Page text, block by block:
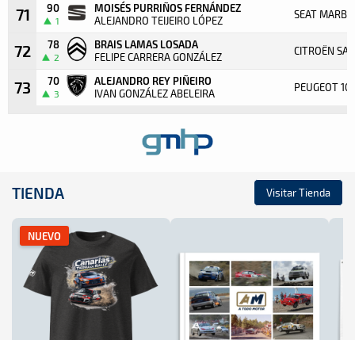
71 90
1
MOISÉS PURRIÑOS FERNÁNDEZ
ALEJANDRO TEIJEIRO LÓPEZ SEAT
72 78
2
BRAIS LAMAS LOSADA
FELIPE CARRERA GONZÁLEZ CITROËN
73 70
3
ALEJANDRO REY PIÑEIRO
IVAN GONZÁLEZ ABELEIRA PEUGEOT
TIENDA Visitar Tienda
NUEVO